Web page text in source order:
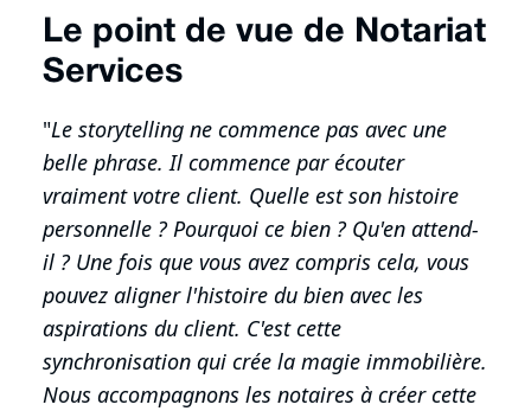
Le point de vue de Notariat
Services
"Le storytelling ne commence pas avec une
belle phrase. Il commence par écouter
vraiment votre client. Quelle est son histoire
personnelle ? Pourquoi ce bien ? Qu'en attend-
il ? Une fois que vous avez compris cela, vous
pouvez aligner l'histoire du bien avec les
aspirations du client. C'est cette
synchronisation qui crée la magie immobilière.
Nous accompagnons les notaires à créer cette